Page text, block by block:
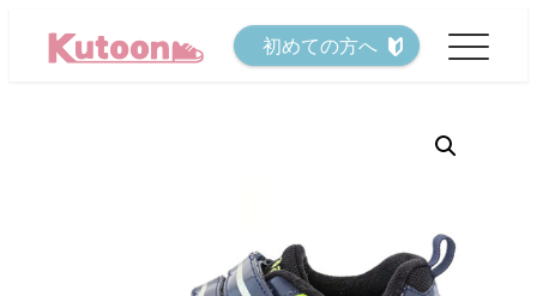
初めての方へ